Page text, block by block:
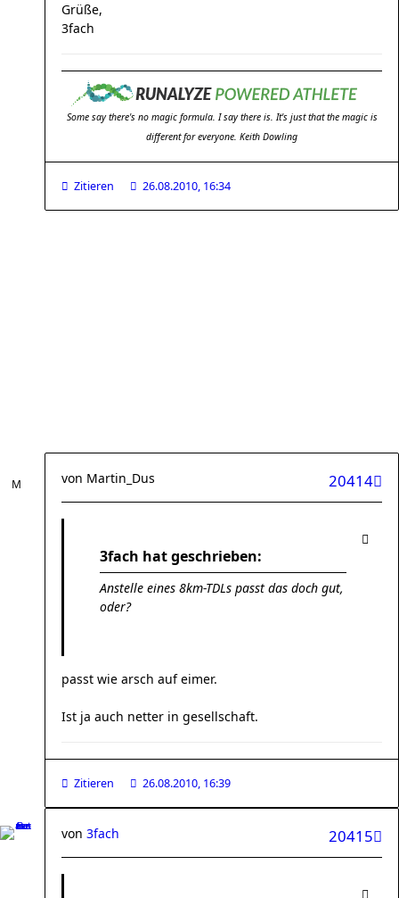
Grüße,
3fach
Some say there's no magic formula. I say there is. It's just that the magic is
different for everyone. Keith Dowling
Zitieren 26.08.2010, 16:34
20414
von Martin_Dus
3fach hat geschrieben:
Anstelle eines 8km-TDLs passt das doch gut,
oder?
passt wie arsch auf eimer.
Ist ja auch netter in gesellschaft.
Zitieren 26.08.2010, 16:39
20415
von 3fach